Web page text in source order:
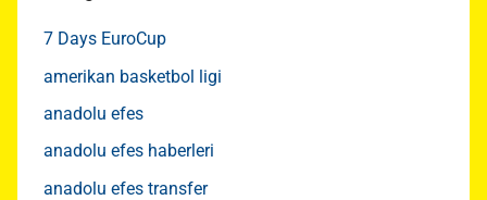
7 Days EuroCup
amerikan basketbol ligi
anadolu efes
anadolu efes haberleri
anadolu efes transfer